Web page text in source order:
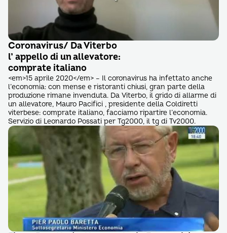
Coronavirus/ Da Viterbo
l’ appello di un allevatore:
comprate italiano
<em>15 aprile 2020</em> – Il coronavirus ha infettato anche
l’economia: con mense e ristoranti chiusi, gran parte della
produzione rimane invenduta. Da Viterbo, il grido di allarme di
un allevatore, Mauro Pacifici , presidente della Coldiretti
viterbese: comprate italiano, facciamo ripartire l’economia.
Servizio di Leonardo Possati per Tg2000, il tg di Tv2000.